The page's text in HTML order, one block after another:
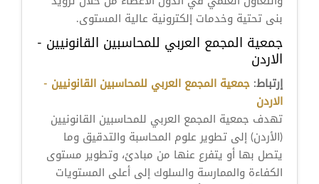
بنى تحتية وخدمات إلكترونية عالية المستوى.
جمعية المجمع العربي للمحاسبين القانونيين -
الاردن
إرتباط: جمعية المجمع العربي للمحاسبين القانونيين -
الاردن
تهدف جمعية المجمع العربي للمحاسبين القانونيين
(الأردن) إلى تطوير علوم المحاسبة والتدقيق وما
يتصل بها أو يتفرع عنها من مبادئ، وتطوير مستوى
الكفاءة والممارسة والسلوك إلى أعلى المستويات